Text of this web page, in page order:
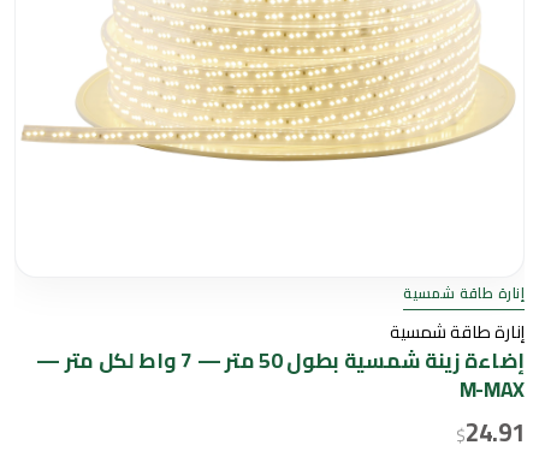
إنارة طاقة شمسية
إنارة طاقة شمسية
إضاءة زينة شمسية بطول 50 متر — 7 واط لكل متر —
M-MAX
$24.91